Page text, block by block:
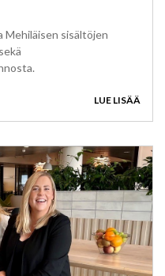
Mehiläisen sisältöjen
LUE LISÄÄ